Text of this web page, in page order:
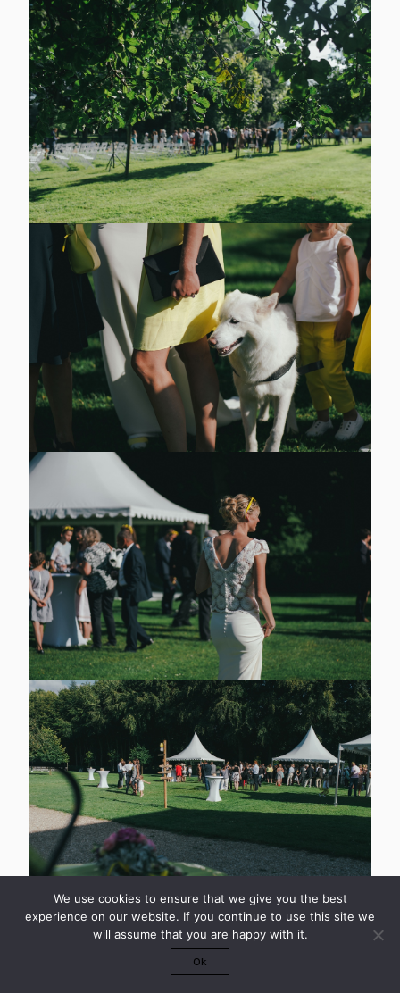
We use cookies to ensure that we give you the best
experience on our website. If you continue to use this site we
will assume that you are happy with it.
Ok